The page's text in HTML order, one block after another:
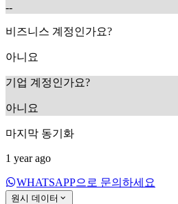
--
비즈니스 계정인가요?
아니요
기업 계정인가요?
아니요
마지막 동기화
1 year ago
WHATSAPP으로 문의하세요
원시 데이터